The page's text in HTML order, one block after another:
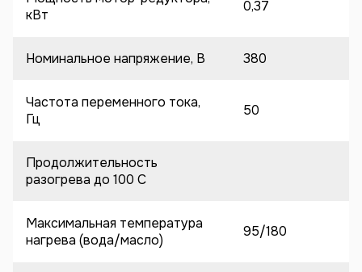
кВт
0,37
Номинальное напряжение, В 380
Частота переменного тока,
Гц
50
Продолжительность
разогрева до 100 C
Максимальная температура
нагрева (вода/масло)
95/180